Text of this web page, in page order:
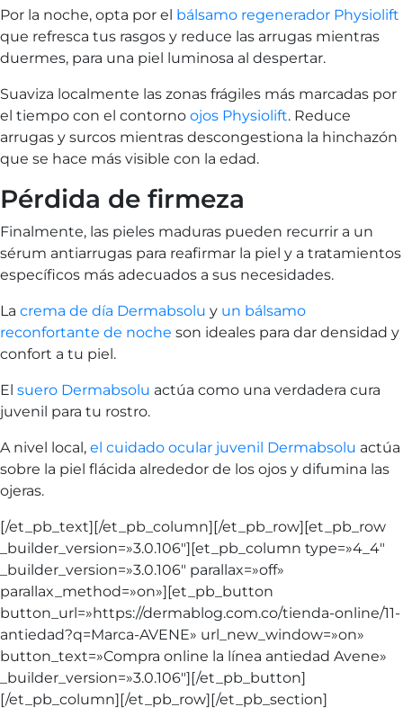
Por la noche, opta por el bálsamo regenerador Physiolift
que refresca tus rasgos y reduce las arrugas mientras
duermes, para una piel luminosa al despertar.
Suaviza localmente las zonas frágiles más marcadas por
el tiempo con el contorno ojos Physiolift. Reduce
arrugas y surcos mientras descongestiona la hinchazón
que se hace más visible con la edad.
Pérdida de firmeza
Finalmente, las pieles maduras pueden recurrir a un
sérum antiarrugas para reafirmar la piel y a tratamientos
específicos más adecuados a sus necesidades.
La crema de día Dermabsolu y un bálsamo
reconfortante de noche son ideales para dar densidad y
confort a tu piel.
El suero Dermabsolu actúa como una verdadera cura
juvenil para tu rostro.
A nivel local, el cuidado ocular juvenil Dermabsolu actúa
sobre la piel flácida alrededor de los ojos y difumina las
ojeras.
[/et_pb_text][/et_pb_column][/et_pb_row][et_pb_row
_builder_version=»3.0.106″][et_pb_column type=»4_4″
_builder_version=»3.0.106″ parallax=»off»
parallax_method=»on»][et_pb_button
button_url=»https://dermablog.com.co/tienda-online/11-
antiedad?q=Marca-AVENE» url_new_window=»on»
button_text=»Compra online la línea antiedad Avene»
_builder_version=»3.0.106″][/et_pb_button]
[/et_pb_column][/et_pb_row][/et_pb_section]